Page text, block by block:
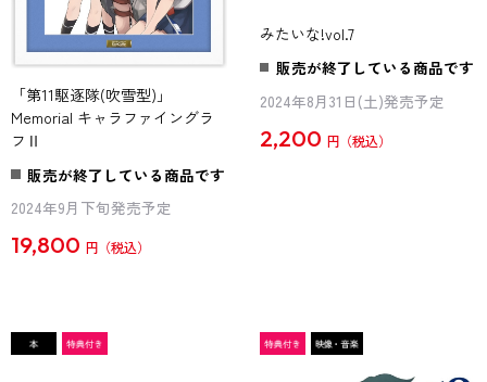
「第11駆逐隊(吹雪型)」
Memorial キャラファイングラ
フⅡ
販売が終了している商品です
2024年9月下旬発売予定
19,800 円
みたいな!vol.7
販売が終了している商品です
2024年8月31日(土)発売予定
2,200 円